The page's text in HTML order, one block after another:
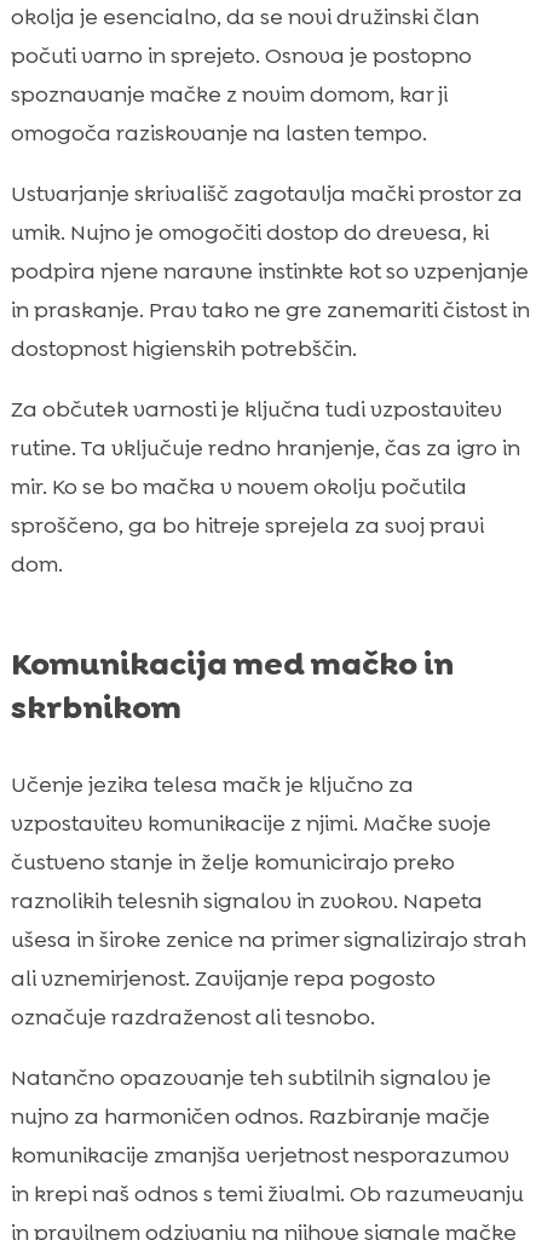
okolja je esencialno, da se novi družinski član
počuti varno in sprejeto. Osnova je postopno
spoznavanje mačke z novim domom, kar ji
omogoča raziskovanje na lasten tempo.
Ustvarjanje skrivališč zagotavlja mački prostor za
umik. Nujno je omogočiti dostop do drevesa, ki
podpira njene naravne instinkte kot so vzpenjanje
in praskanje. Prav tako ne gre zanemariti čistost in
dostopnost higienskih potrebščin.
Za občutek varnosti je ključna tudi vzpostavitev
rutine. Ta vključuje redno hranjenje, čas za igro in
mir. Ko se bo mačka v novem okolju počutila
sproščeno, ga bo hitreje sprejela za svoj pravi
dom.
Komunikacija med mačko in
skrbnikom
Učenje jezika telesa mačk je ključno za
vzpostavitev komunikacije z njimi. Mačke svoje
čustveno stanje in želje komunicirajo preko
raznolikih telesnih signalov in zvokov. Napeta
ušesa in široke zenice na primer signalizirajo strah
ali vznemirjenost. Zavijanje repa pogosto
označuje razdraženost ali tesnobo.
Natančno opazovanje teh subtilnih signalov je
nujno za harmoničen odnos. Razbiranje mačje
komunikacije zmanjša verjetnost nesporazumov
in krepi naš odnos s temi živalmi. Ob razumevanju
in pravilnem odzivanju na njihove signale mačke